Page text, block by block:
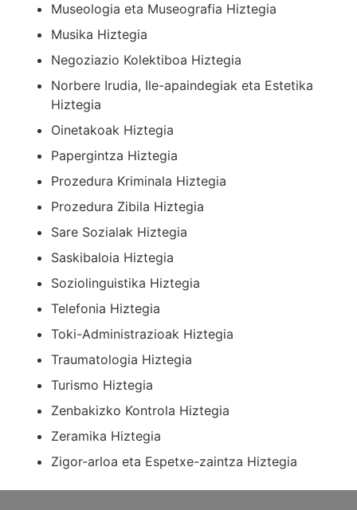
Museologia eta Museografia Hiztegia
Musika Hiztegia
Negoziazio Kolektiboa Hiztegia
Norbere Irudia, Ile-apaindegiak eta Estetika
Hiztegia
Oinetakoak Hiztegia
Papergintza Hiztegia
Prozedura Kriminala Hiztegia
Prozedura Zibila Hiztegia
Sare Sozialak Hiztegia
Saskibaloia Hiztegia
Soziolinguistika Hiztegia
Telefonia Hiztegia
Toki-Administrazioak Hiztegia
Traumatologia Hiztegia
Turismo Hiztegia
Zenbakizko Kontrola Hiztegia
Zeramika Hiztegia
Zigor-arloa eta Espetxe-zaintza Hiztegia